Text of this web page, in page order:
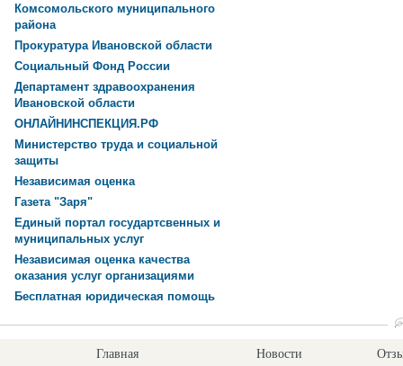
Комсомольского муниципального
района
Прокуратура Ивановской области
Социальный Фонд России
Департамент здравоохранения
Ивановской области
ОНЛАЙНИНСПЕКЦИЯ.РФ
Министерство труда и социальной
защиты
Независимая оценка
Газета "Заря"
Единый портал государтсвенных и
муниципальных услуг
Независимая оценка качества
оказания услуг организациями
Бесплатная юридическая помощь
Главная Новости